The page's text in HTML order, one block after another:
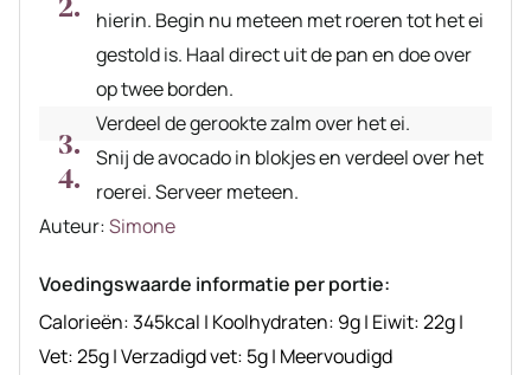
hierin. Begin nu meteen met roeren tot het ei
gestold is. Haal direct uit de pan en doe over
op twee borden.
Verdeel de gerookte zalm over het ei.
Snij de avocado in blokjes en verdeel over het
roerei. Serveer meteen.
Auteur
Auteur:Simone
Voedingswaarde informatie per portie:
Calorieën:345kcal | Koolhydraten: 9g| Eiwit:22g|
Vet:25g|Verzadigd vet: 5g| Meervoudigd